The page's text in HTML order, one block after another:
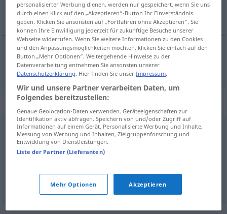
burn-out
burn(-)out Burnout MED
Synonyme für "Burnout"
Burnout-Syndrom,Niedergeschlagenheit,Erschöpfung
Abgeschlagenheit (schweiz.)
© OpenThesaurus.de
personalisierter Werbung dienen, werden nur gespeichert, wenn Sie uns
durch einen Klick auf den „Akzeptieren“-Button Ihr Einverständnis
geben. Klicken Sie ansonsten auf „Fortfahren ohne Akzeptieren“. Sie
können Ihre Einwilligung jederzeit für zukünftige Besuche unserer
Webseite widerrufen. Wenn Sie weitere Informationen zu den Cookies
und den Anpassungsmöglichkeiten möchten, klicken Sie einfach auf den
Button „Mehr Optionen“. Weitergehende Hinweise zu der
Datenverarbeitung entnehmen Sie ansonsten unserer
Datenschutzerklärung. Hier finden Sie unserImpressum.
Wir und unsere Partner verarbeiten Daten, um
Folgendes bereitzustellen:
Genaue Geolocation-Daten verwenden. Geräteeigenschaften zur
Identifikation aktiv abfragen. Speichern von und/oder Zugriff auf
Informationen auf einem Gerät. Personalisierte Werbung und Inhalte,
Messung von Werbung und Inhalten, Zielgruppenforschung und
Entwicklung von Dienstleistungen.
Liste der Partner (Lieferanten)
Mehr Optionen Akzeptieren